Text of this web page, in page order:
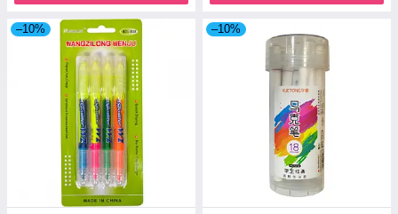
–10% –10%